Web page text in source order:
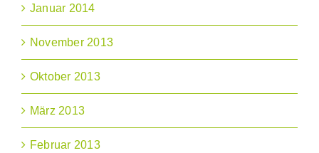
Januar 2014
November 2013
Oktober 2013
März 2013
Februar 2013